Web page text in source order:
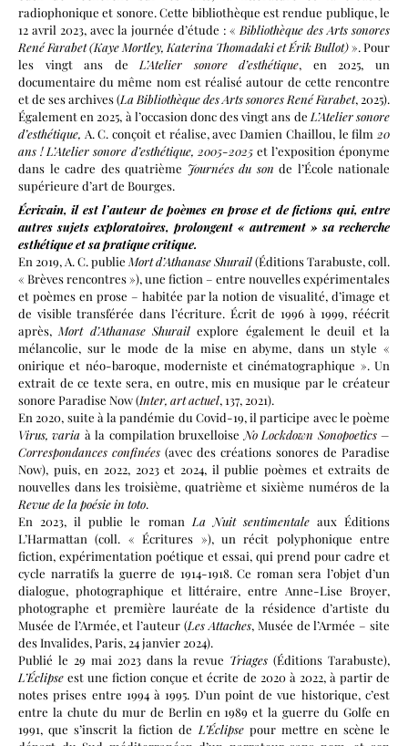
radiophonique et sonore. Cette bibliothèque est rendue publique, le
12 avril 2023, avec la journée d’étude : « Bibliothèque des Arts sonores
René Farabet (Kaye Mortley, Katerina Thomadaki et Érik Bullot)». Pour
les vingt ans de L’Atelier sonore d’esthétique, en 2025, un
documentaire du même nom est réalisé autour de cette rencontre
et de ses archives (La Bibliothèque des Arts sonores René Farabet, 2025).
Également en 2025, à l’occasion donc des vingt ans de L’Atelier sonore
d’esthétique, A. C. conçoit et réalise, avec Damien Chaillou, le film 20
ans ! L’Atelier sonore d’esthétique, 2005-2025et l’exposition éponyme
dans le cadre des quatrième Journées du son de l’École nationale
supérieure d’art de Bourges.
Écrivain, il est l’auteur de poèmes en prose et de fictions qui, entre
autres sujets exploratoires, prolongent « autrement » sa recherche
esthétique et sa pratique critique.
En 2019, A. C. publie Mort d’Athanase Shurail(Éditions Tarabuste, coll.
« Brèves rencontres »), une fiction – entre nouvelles expérimentales
et poèmes en prose – habitée par la notion de visualité, d’image et
de visible transférée dans l’écriture. Écrit de 1996 à 1999, réécrit
après, Mort d’Athanase Shurail explore également le deuil et la
mélancolie, sur le mode de la mise en abyme, dans un style «
onirique et néo-baroque, moderniste et cinématographique ». Un
extrait de ce texte sera, en outre, mis en musique par le créateur
sonore Paradise Now (Inter, art actuel, 137, 2021).
En 2020, suite à la pandémie du Covid-19, il participe avec le poème
Virus, varia à la compilation bruxelloise No Lockdown Sonopoetics –
Correspondances confinées (avec des créations sonores de Paradise
Now), puis, en 2022, 2023 et 2024, il publie poèmes et extraits de
nouvelles dans les troisième, quatrième et sixième numéros de la
Revue de la poésie in toto.
En 2023, il publie le roman La Nuit sentimentaleaux Éditions
L’Harmattan (coll. « Écritures »), un récit polyphonique entre
fiction, expérimentation poétique et essai, qui prend pour cadre et
cycle narratifs la guerre de 1914-1918. Ce roman sera l’objet d’un
dialogue, photographique et littéraire, entre Anne-Lise Broyer,
photographe et première lauréate de la résidence d’artiste du
Musée de l’Armée, et l’auteur (Les Attaches, Musée de l’Armée – site
des Invalides, Paris, 24 janvier 2024).
Publié le 29 mai 2023 dans la revue Triages(Éditions Tarabuste),
L’Éclipse est une fiction conçue et écrite de 2020 à 2022, à partir de
notes prises entre 1994 à 1995. D’un point de vue historique, c’est
entre la chute du mur de Berlin en 1989 et la guerre du Golfe en
1991, que s’inscrit la fiction de L’Éclipsepour mettre en scène le